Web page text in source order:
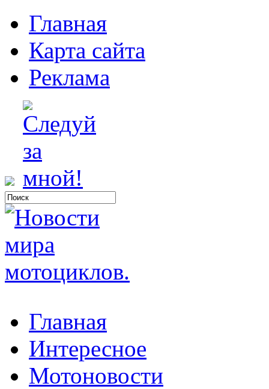
Главная
Карта сайта
Реклама
Главная
Интересное
Мотоновости